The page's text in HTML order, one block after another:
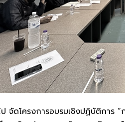
จัดโครงการอบรมเชิงปฏิบัติการ